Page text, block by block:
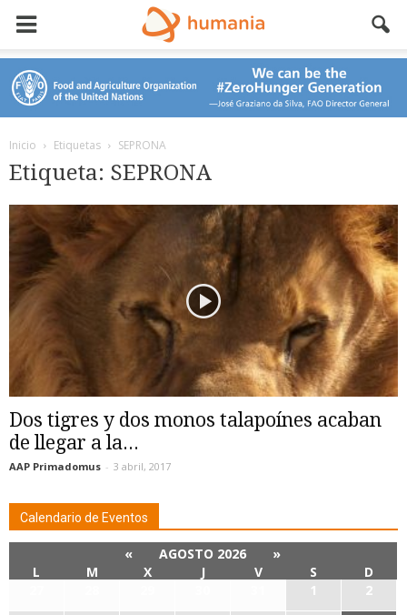
Inicio Etiquetas SEPRONA
Etiqueta: SEPRONA
Dos tigres y dos monos talapoínes acaban
de llegar a la...
AAP Primadomus - 3 abril, 2017
Calendario de Eventos
« AGOSTO 2026
»
L
M X J V S
D
1
2